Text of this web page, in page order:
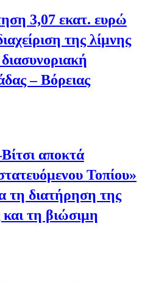
3,07 εκατ. ευρώ
της λίμνης
– Βόρειας
αποκτά
Τοπίου»
τη διατήρηση της
και τη βιώσιμη